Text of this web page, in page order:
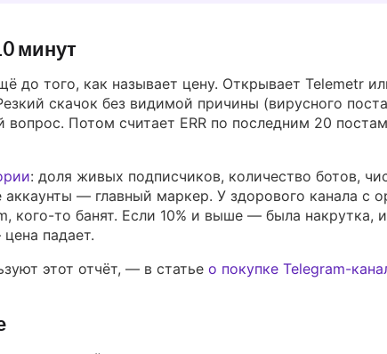
минут
до того, как называет цену. Открывает Telemetr
скачок без видимой причины (вирусного
Потом считает ERR по последним 20
: доля живых подписчиков, количество ботов,
— главный маркер. У здорового канала с
кого-то банят. Если 10% и выше — была накрутка,
падает.
этот отчёт, — в статье о покупке Telegram-